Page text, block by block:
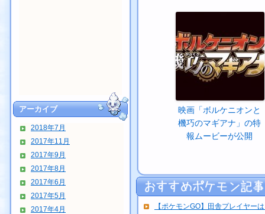
アーカイブ
2018年7月
2017年11月
2017年9月
2017年8月
2017年6月
2017年5月
2017年4月
映画「ボルケニオンと
機巧のマギアナ」の特
報ムービーが公開
【ポケモンGO】田舎プレイヤー